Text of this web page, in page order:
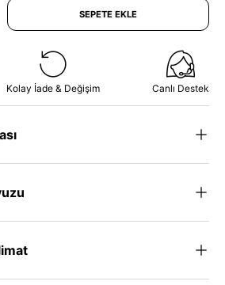
MISSING:SEPETE EKLE
Kolay İade & Değişim Canlı Destek